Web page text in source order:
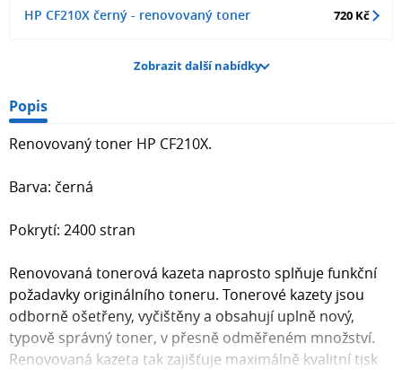
HP CF210X černý - renovovaný toner 720 Kč
Zobrazit další nabídky
Popis
Renovovaný toner HP CF210X.
Barva: černá
Pokrytí: 2400 stran
Renovovaná tonerová kazeta naprosto splňuje funkční
požadavky originálního toneru. Tonerové kazety jsou
odborně ošetřeny, vyčištěny a obsahují uplně nový,
typově správný toner, v přesně odměřeném množství.
Renovovaná kazeta tak zajišťuje maximálně kvalitní tisk